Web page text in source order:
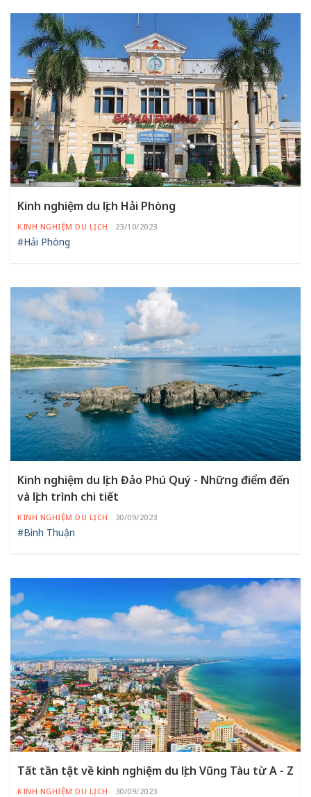
Kinh nghiệm du lịch Hải Phòng
KINH NGHIỆM DU LỊCH 23/10/2023
#Hải Phòng
Kinh nghiệm du lịch Đảo Phú Quý - Những điểm đến
và lịch trình chi tiết
KINH NGHIỆM DU LỊCH 30/09/2023
#Bình Thuận
Tất tần tật về kinh nghiệm du lịch Vũng Tàu từ A - Z
KINH NGHIỆM DU LỊCH 30/09/2023